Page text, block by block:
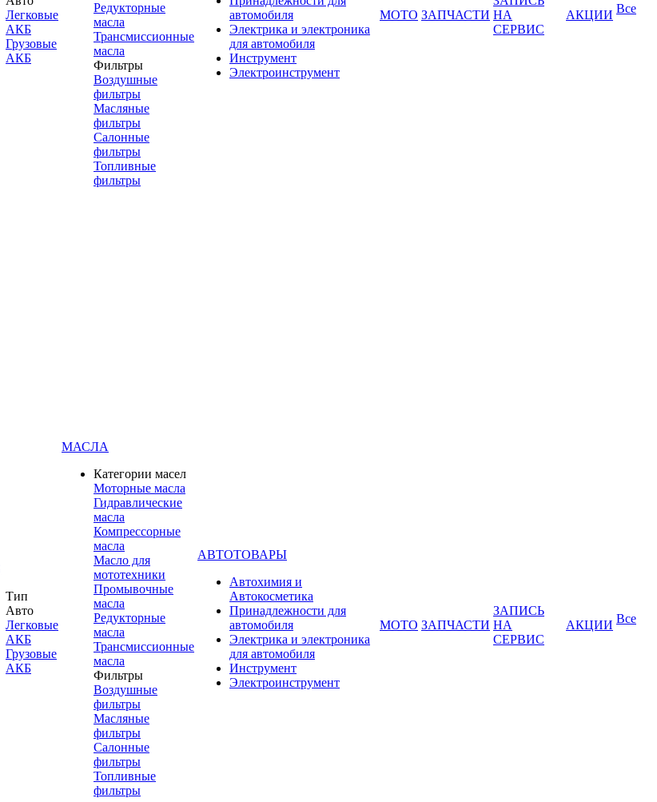
Легковые
АКБ
Грузовые
АКБ
Редукторные
масла
Трансмиссионные
масла
Фильтры
Воздушные
фильтры
Масляные
фильтры
Салонные
фильтры
Топливные
фильтры
автомобиля
Электрика и электроника
для автомобиля
Инструмент
Электроинструмент
МОТО ЗАПЧАСТИ НА
СЕРВИС
АКЦИИ Все
Тип
Авто
Легковые
АКБ
Грузовые
АКБ
МАСЛА
Категории масел
Моторные масла
Гидравлические
масла
Компрессорные
масла
Масло для
мототехники
Промывочные
масла
Редукторные
масла
Трансмиссионные
масла
Фильтры
Воздушные
фильтры
Масляные
фильтры
Салонные
фильтры
Топливные
фильтры
АВТОТОВАРЫ
Автохимия и
Автокосметика
Принадлежности для
автомобиля
Электрика и электроника
для автомобиля
Инструмент
Электроинструмент
МОТО ЗАПЧАСТИ
ЗАПИСЬ
НА
СЕРВИС
АКЦИИ Все